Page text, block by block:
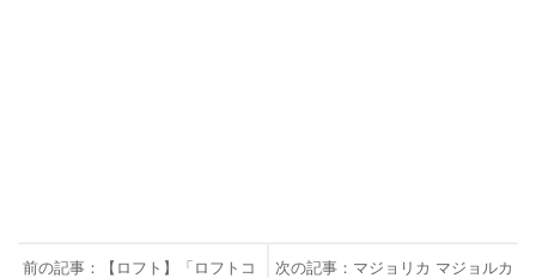
前の記事：【ロフト】「ロフトコ
次の記事：マジョリカ マジョルカ